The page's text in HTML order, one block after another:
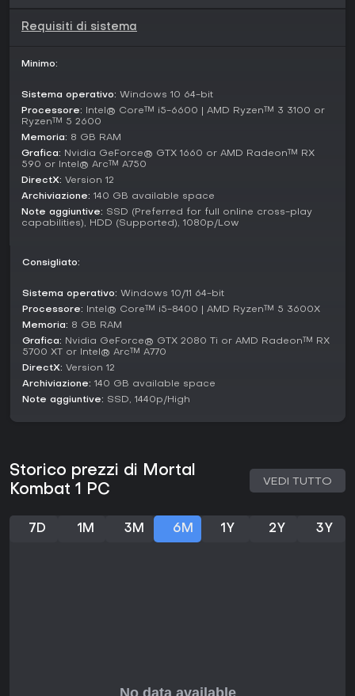
attuale.
Vale la pena giocarci?
rivisitata, Mortal Kombat 1 convince nonostante i difetti.
Kameo e varietà dei personaggi aprono approcci freschi ai
combattimenti, perfetti per novizi e veterani in cerca di
strategia.
L'accoglienza iniziale è stata entusiasta per grafiche e
novità, ma si è inceppata per bug e contenuti assenti
rispetto al passato. Se cerchi combattimenti rifiniti più che
supporto eterno, è una scelta valida. Provalo se i duelli
brutali e tattici ti attirano, con le modalità single-player che
Requisiti di sistema
Minimo:
Sistema operativo: Windows 10 64-bit
Processore: Intel® Core™ i5-6600 | AMD Ryzen™ 3 3100 or
Ryzen™ 5 2600
Memoria: 8 GB RAM
Grafica: Nvidia GeForce® GTX 1660 or AMD Radeon™ RX
590 or Intel® Arc™ A750
DirectX: Version 12
Archiviazione: 140 GB available space
Note aggiuntive: SSD (Preferred for full online cross-play
capabilities), HDD (Supported), 1080p/Low
Consigliato:
Sistema operativo: Windows 10/11 64-bit
Processore: Intel® Core™ i5-8400 | AMD Ryzen™ 5 3600X
Memoria: 8 GB RAM
Grafica: Nvidia GeForce® GTX 2080 Ti or AMD Radeon™ RX
5700 XT or Intel® Arc™ A770
DirectX: Version 12
Archiviazione: 140 GB available space
Note aggiuntive: SSD, 1440p/High
Storico prezzi di Mortal
Kombat 1 PC
VEDI TUTTO
7D 1M 3M 6M 1Y 2Y 3Y